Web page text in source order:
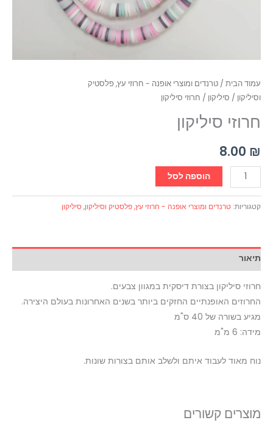
עמוד הבית / טרנדים ומוצרי אופנה - חרוזי עץ, פלסטיק
וסיליקון / סיליקון / חרוזי סיליקון
חרוזי סיליקון
8.00 ₪
הוספה לסל
קטגוריות: טרנדים ומוצרי אופנה - חרוזי עץ, פלסטיק וסיליקון,סיליקון
תיאור
חרוזי סיליקון בצורת דיסקית במגוון צבעים.
החרוזים האופנתיים החזקים ביותר בשנים האחרונות בעולם היצירה.
מגיע בשורה של 40 ס"מ
מידה: 6 מ"מ
נוח מאוד לעבוד איתם ולשלב אותם בצורות שונות.
מוצרים קשורים